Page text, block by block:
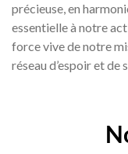
précieuse, en
essentielle à notre
force vive de notre
réseau d’espoir et de